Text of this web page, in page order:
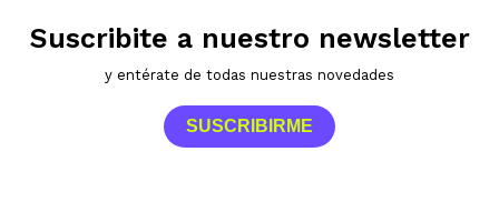
Suscribite a nuestro newsletter
y entérate de todas nuestras novedades
SUSCRIBIRME